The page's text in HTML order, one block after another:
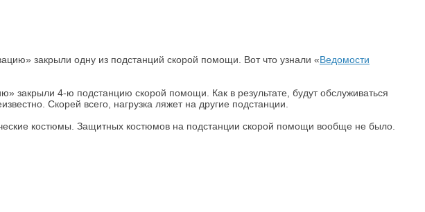
закрыли одну из подстанций скорой помощи. Вот что узнали «Ведомости
закрыли 4-ю подстанцию скорой помощи. Как в результате, будут обслуживаться
Скорей всего, нагрузка ляжет на другие подстанции.
костюмы. Защитных костюмов на подстанции скорой помощи вообще не было.